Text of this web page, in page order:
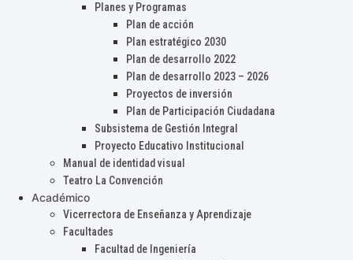
Planes y Programas
Plan de acción
Plan estratégico 2030
Plan de desarrollo 2022
Plan de desarrollo 2023 – 2026
Proyectos de inversión
Plan de Participación Ciudadana
Subsistema de Gestión Integral
Proyecto Educativo Institucional
Manual de identidad visual
Teatro La Convención
Académico
Vicerrectora de Enseñanza y Aprendizaje
Facultades
Facultad de Ingeniería